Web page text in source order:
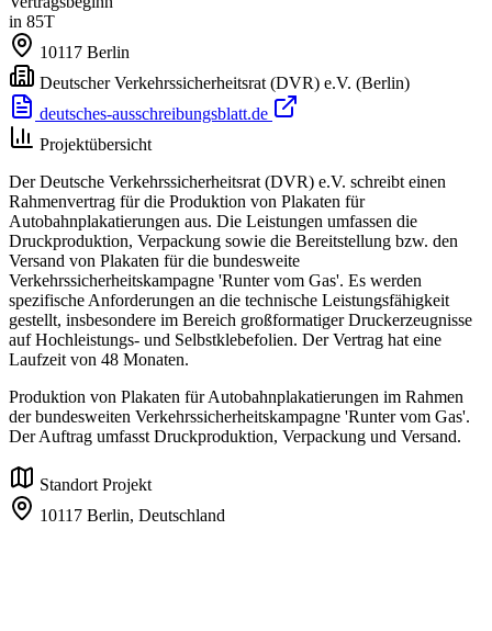
in 85T
10117 Berlin
Deutscher Verkehrssicherheitsrat (DVR) e.V. (Berlin)
deutsches-ausschreibungsblatt.de
Projektübersicht
Der Deutsche Verkehrssicherheitsrat (DVR) e.V. schreibt einen
Rahmenvertrag für die Produktion von Plakaten für
Autobahnplakatierungen aus. Die Leistungen umfassen die
Druckproduktion, Verpackung sowie die Bereitstellung bzw. den
Versand von Plakaten für die bundesweite
Verkehrssicherheitskampagne 'Runter vom Gas'. Es werden
spezifische Anforderungen an die technische Leistungsfähigkeit
gestellt, insbesondere im Bereich großformatiger Druckerzeugnisse
auf Hochleistungs- und Selbstklebefolien. Der Vertrag hat eine
Laufzeit von 48 Monaten.
Produktion von Plakaten für Autobahnplakatierungen im Rahmen
der bundesweiten Verkehrssicherheitskampagne 'Runter vom Gas'.
Der Auftrag umfasst Druckproduktion, Verpackung und Versand.
Standort Projekt
10117 Berlin, Deutschland